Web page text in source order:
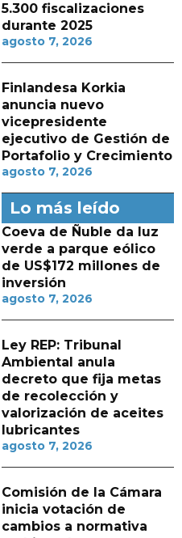
5.300 fiscalizaciones
durante 2025
agosto 7, 2026
Finlandesa Korkia
anuncia nuevo
vicepresidente
ejecutivo de Gestión de
Portafolio y Crecimiento
agosto 7, 2026
Lo más leído
Coeva de Ñuble da luz
verde a parque eólico
de US$172 millones de
inversión
agosto 7, 2026
Ley REP: Tribunal
Ambiental anula
decreto que fija metas
de recolección y
valorización de aceites
lubricantes
agosto 7, 2026
Comisión de la Cámara
inicia votación de
cambios a normativa